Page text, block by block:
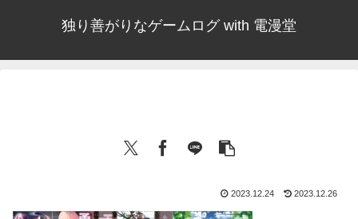
独り善がりなゲームログ with 電漫堂
2023.12.24 2023.12.26